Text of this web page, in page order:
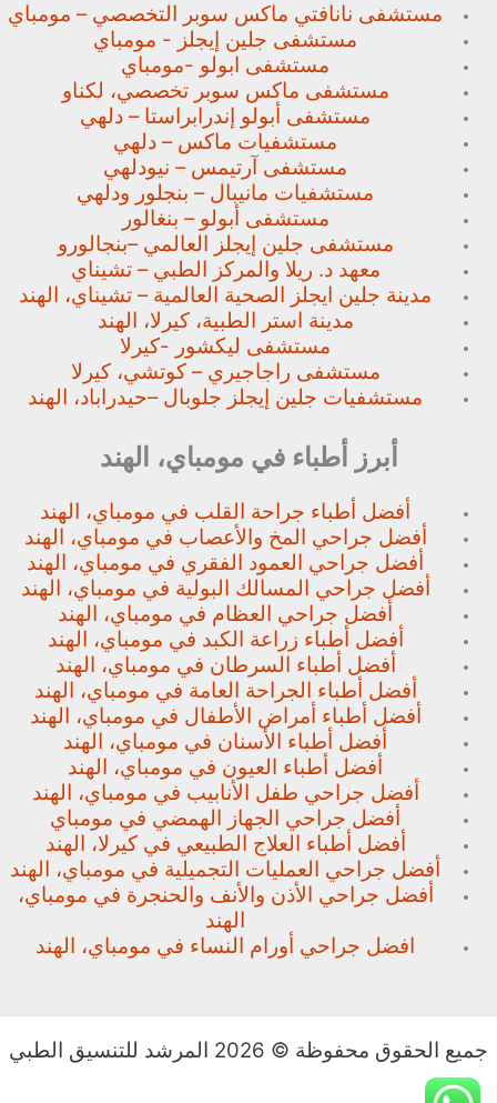
مستشفى نانافتي ماكس سوبر التخصصي – مومباي
مستشفى جلين إيجلز - مومباي
مستشفى ابولو -مومباي
مستشفى ماكس سوبر تخصصي، لكناو
مستشفى أبولو إندرابراستا – دلهي
مستشفيات ماكس – دلهي
مستشفى آرتيمس – نيودلهي
مستشفيات مانيبال – بنجلور ودلهي
مستشفى أبولو – بنغالور
مستشفى جلين إيجلز العالمي –بنجالورو
معهد د. ريلا والمركز الطبي – تشيناي
مدينة جلين ايجلز الصحية العالمية – تشيناي، الهند
مدينة استر الطبية، كيرلا، الهند
مستشفى ليكشور -كيرلا
مستشفى راجاجيري – كوتشي، كيرلا
مستشفيات جلين إيجلز جلوبال –حيدراباد، الهند
أبرز أطباء في مومباي، الهند
أفضل أطباء جراحة القلب في مومباي، الهند
أفضل جراحي المخ والأعصاب في مومباي، الهند
أفضل جراحي العمود الفقري في مومباي، الهند
أفضل جراحي المسالك البولية في مومباي، الهند
أفضل جراحي العظام في مومباي، الهند
أفضل أطباء زراعة الكبد في مومباي، الهند
أفضل أطباء السرطان في مومباي، الهند
أفضل أطباء الجراحة العامة في مومباي، الهند
أفضل أطباء أمراض الأطفال في مومباي، الهند
أفضل أطباء الأسنان في مومباي، الهند
أفضل أطباء العيون في مومباي، الهند
أفضل جراحي طفل الأنابيب في مومباي، الهند
أفضل جراحي الجهاز الهمضي في مومباي
أفضل أطباء العلاج الطبيعي في كيرلا، الهند
أفضل جراحي العمليات التجميلية في مومباي، الهند
أفضل جراحي الأذن والأنف والحنجرة في مومباي،
الهند
افضل جراحي أورام النساء في مومباي، الهند
جميع الحقوق محفوظة © 2026 المرشد للتنسيق الطبي